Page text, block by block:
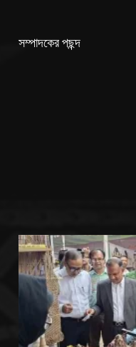
সম্পাদকের পছন্দ